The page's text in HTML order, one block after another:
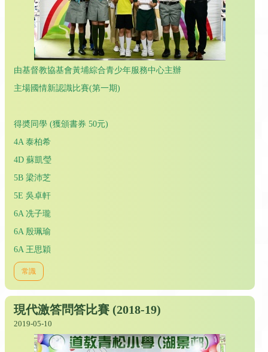
由基督教協基會黃埔綜合青少年服務中心主辦
主場國情新認識比賽(第一期)
得奬同學 (獲頒書券 50元)
4A 泰柏希
4D 蘇凱瑩
5B 梁沛芝
5E 吳卓軒
6A 冼子瓏
6A 殷珮瑜
6A 王思穎
常識
現代激答問答比賽 (2018-19)
2019-05-10